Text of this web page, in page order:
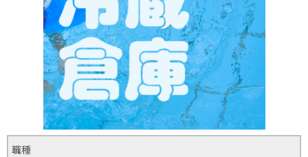
職種